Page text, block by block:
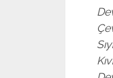
Sıy
Kıv